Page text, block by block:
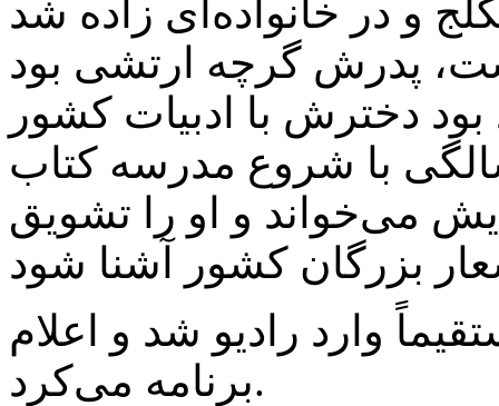
در محله سنگلج و در خانواده‌ای زاده شد
پدرش گرچه ارتشی بود
دخترش با ادبیات کشور
با شروع مدرسه کتاب
می‌خواند و او را تشویق
وارد رادیو شد و اعلام
برنامه می‌کرد.